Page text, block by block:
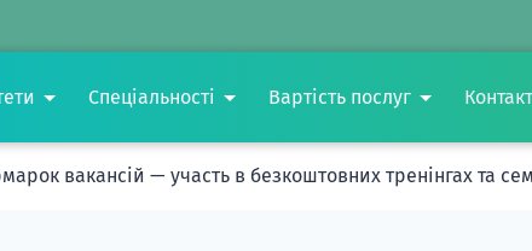
Спеціальності Вартість послуг
вакансій — участь в безкоштовних тренінгах та